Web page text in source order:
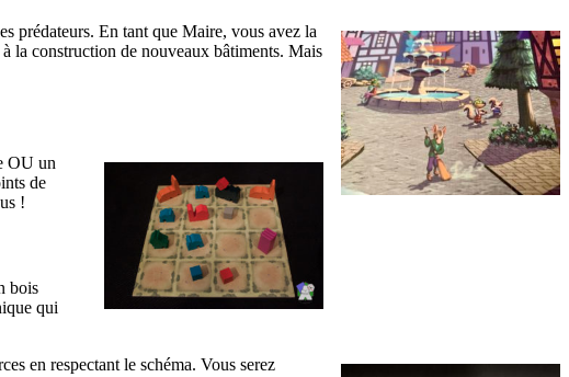
prédateurs. En tant que Maire, vous avez la
la construction de nouveaux bâtiments. Mais
OU un
de
!
bois
qui
en respectant le schéma. Vous serez